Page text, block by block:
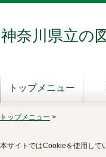
神奈川県立の
トップメニュー
トップメニュー >
本サイトではCookieを使用して